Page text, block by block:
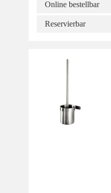
Online bestellbar
Reservierbar